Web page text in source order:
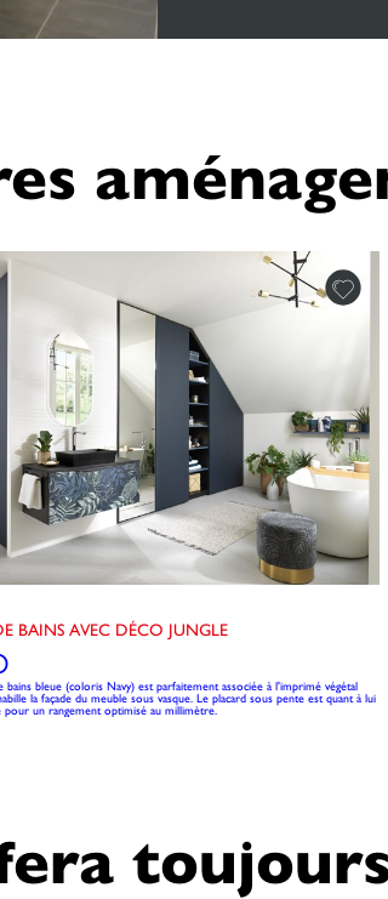
BAINS AVEC DÉCO JUNGLE
bains bleue (coloris Navy) est parfaitement associée à l'imprimé végétal
la façade du meuble sous vasque. Le placard sous pente est quant à lui
pour un rangement optimisé au millimètre.